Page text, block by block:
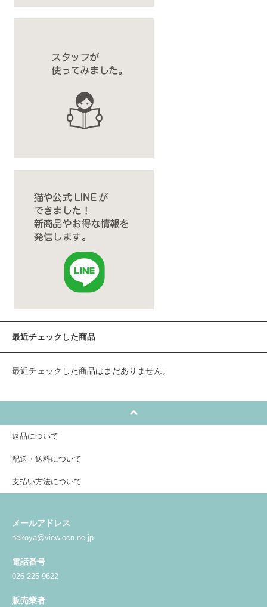
最近チェックした商品
最近チェックした商品はまだありません。
返品について
配送・送料について
支払い方法について
メールアドレス
nekoya@view.ocn.ne.jp
電話番号
026-225-9622
販売業者